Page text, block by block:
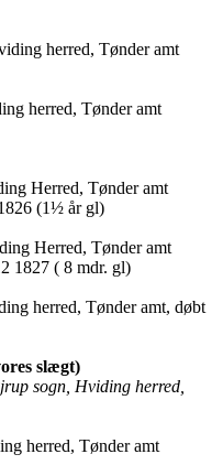
herred, Tønder amt
herred, Tønder amt
Herred, Tønder amt
(1½ år gl)
Herred, Tønder amt
1827 ( 8 mdr. gl)
herred, Tønder amt, døbt
slægt)
sogn, Hviding herred,
herred, Tønder amt